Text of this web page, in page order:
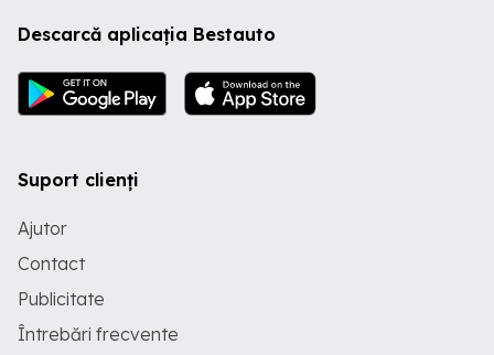
Descarcă aplicația Bestauto
Suport clienți
Ajutor
Contact
Publicitate
Întrebări frecvente